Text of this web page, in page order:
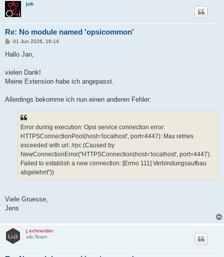
jub
Re: No module named 'opsicommon'
B
i
a
01 Jun 2026, 16:14
Hallo Jan,
vielen Dank!
Meine Extension habe ich angepasst.
Allerdings bekomme ich nun einen anderen Fehler:
Error during execution: Opsi service connection error:
HTTPSConnectionPool(host='localhost', port=4447): Max retries
exceeded with url: /rpc (Caused by
NewConnectionError("HTTPSConnection(host='localhost', port=4447):
Failed to establish a new connection: [Errno 111] Verbindungsaufbau
abgelehnt"))
Viele Gruesse,
Jens
j.schneider
uib-Team